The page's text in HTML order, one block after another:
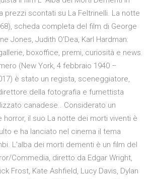
prezzi scontati su La Feltrinelli. La notte
scheda completa del film di George
Jones, Judith O'Dea, Karl Hardman:
boxoffice, premi, curiosità e news.
(New York, 4 febbraio 1940 –
è stato un regista, sceneggiatore,
della fotografia e fumettista
canadese.. Considerato un
il suo La notte dei morti viventi è
e ha lanciato nel cinema il tema
L'alba dei morti dementi è un film del
Commedia, diretto da Edgar Wright,
Frost, Kate Ashfield, Lucy Davis, Dylan